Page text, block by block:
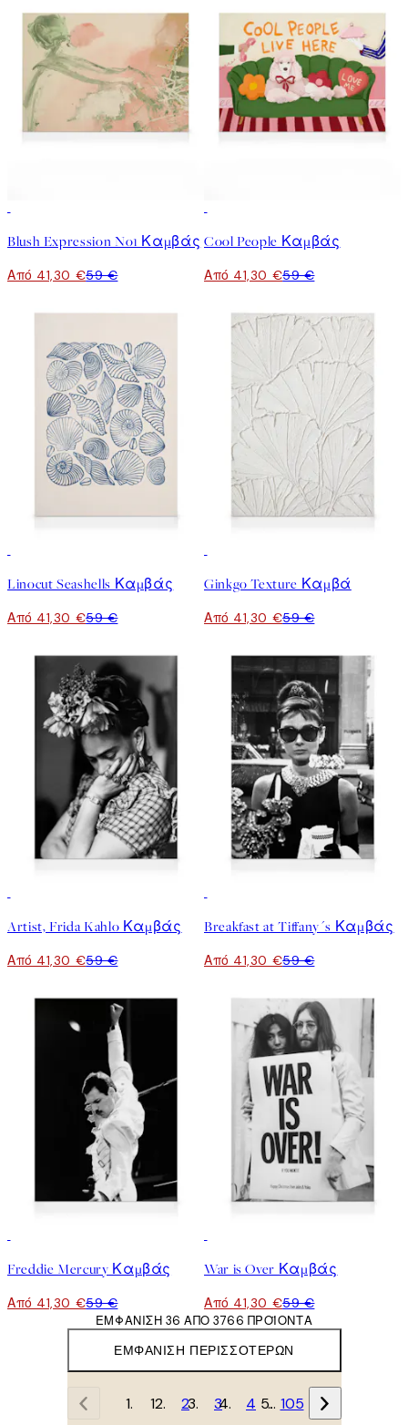
Blush Expression No1 Καμβάς
Από 41,30 €59 €
Cool People Καμβάς
Από 41,30 €59 €
Linocut Seashells Καμβάς
Από 41,30 €59 €
Ginkgo Texture Καμβά
Από 41,30 €59 €
Artist, Frida Kahlo Καμβάς
Από 41,30 €59 €
Breakfast at Tiffany´s Καμβάς
Από 41,30 €59 €
Freddie Mercury Καμβάς
Από 41,30 €59 €
War is Over Καμβάς
Από 41,30 €59 €
ΕΜΦΆΝΙΣΗ ΠΕΡΙΣΣΌΤΕΡΩΝ
ΕΜΦΆΝΙΣΗ 36 ΑΠΌ 3766 ΠΡΟΪΌΝΤΑ
1 2 3 4 … 105